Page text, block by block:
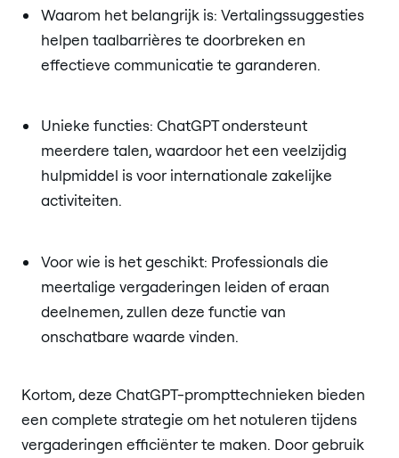
Waarom het belangrijk is: Vertalingssuggesties
helpen taalbarrières te doorbreken en
effectieve communicatie te garanderen.
Unieke functies: ChatGPT ondersteunt
meerdere talen, waardoor het een veelzijdig
hulpmiddel is voor internationale zakelijke
activiteiten.
Voor wie is het geschikt: Professionals die
meertalige vergaderingen leiden of eraan
deelnemen, zullen deze functie van
onschatbare waarde vinden.
Kortom, deze ChatGPT-prompttechnieken bieden
een complete strategie om het notuleren tijdens
vergaderingen efficiënter te maken. Door gebruik